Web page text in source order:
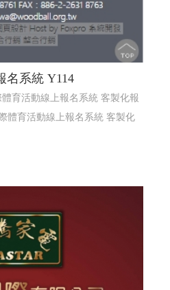
名系統 Y114
體育活動線上報名系統 客製化報
體育活動線上報名系統 客製化